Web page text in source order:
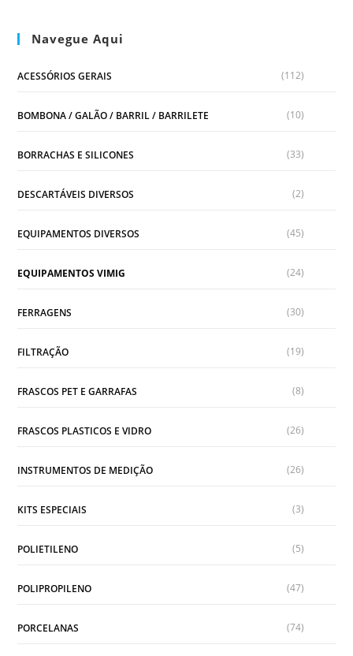
Navegue Aqui
ACESSÓRIOS GERAIS (112)
BOMBONA / GALÃO / BARRIL / BARRILETE (10)
BORRACHAS E SILICONES (33)
DESCARTÁVEIS DIVERSOS (2)
EQUIPAMENTOS DIVERSOS (45)
EQUIPAMENTOS VIMIG (24)
FERRAGENS (30)
FILTRAÇÃO (19)
FRASCOS PET E GARRAFAS (8)
FRASCOS PLASTICOS E VIDRO (26)
INSTRUMENTOS DE MEDIÇÃO (26)
KITS ESPECIAIS (3)
POLIETILENO (5)
POLIPROPILENO (47)
PORCELANAS (74)